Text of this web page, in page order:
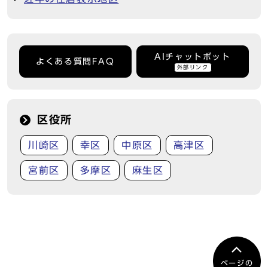
よくある質問FAQ
AIチャットボット
外部リンク
区役所
川崎区 幸区 中原区 高津区
宮前区 多摩区 麻生区
ページの